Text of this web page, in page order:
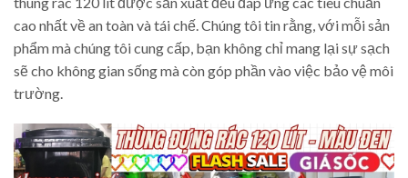
cao nhất về an toàn và tái chế. Chúng tôi tin rằng, với mỗi sản
phẩm mà chúng tôi cung cấp, bạn không chỉ mang lại sự sạch
sẽ cho không gian sống mà còn góp phần vào việc bảo vệ môi
trường.